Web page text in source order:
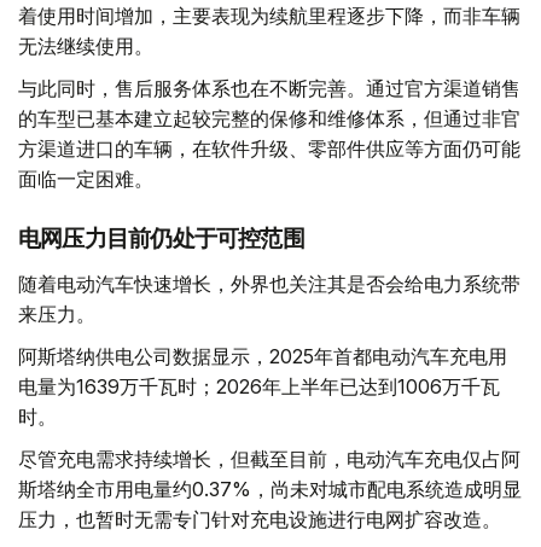
着使用时间增加，主要表现为续航里程逐步下降，而非车辆
无法继续使用。
与此同时，售后服务体系也在不断完善。通过官方渠道销售
的车型已基本建立起较完整的保修和维修体系，但通过非官
方渠道进口的车辆，在软件升级、零部件供应等方面仍可能
面临一定困难。
电网压力目前仍处于可控范围
随着电动汽车快速增长，外界也关注其是否会给电力系统带
来压力。
阿斯塔纳供电公司数据显示，2025年首都电动汽车充电用
电量为1639万千瓦时；2026年上半年已达到1006万千瓦
时。
尽管充电需求持续增长，但截至目前，电动汽车充电仅占阿
斯塔纳全市用电量约0.37%，尚未对城市配电系统造成明显
压力，也暂时无需专门针对充电设施进行电网扩容改造。